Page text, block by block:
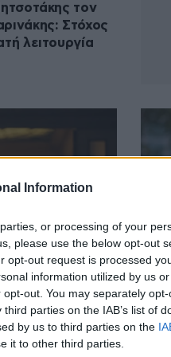
Information
or processing of your
please use the below opt-out
opt-out request is processed
information utilized by us
out. You may separately
parties on the IAB’s list of
by us to third parties on the
it to other third parties.
τον
Στόχος
λειτουργία
πρόσωπα και τα
τις αποφάσεις